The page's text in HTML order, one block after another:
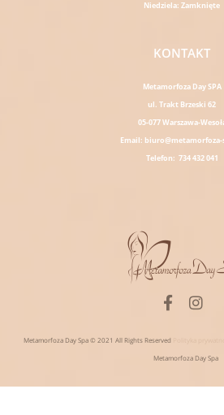
Niedziela: Zamknięte
KONTAKT
Metamorfoza Day SPA
ul. Trakt Brzeski 62
05-077 Warszawa-
Email: biuro@metamorfoza-
Telefon: 734 432 041
F
a
e
b
I
a
Metamorfoza Day Spa © 2021 All Rights Reserved
Metamorfoza Day Spa